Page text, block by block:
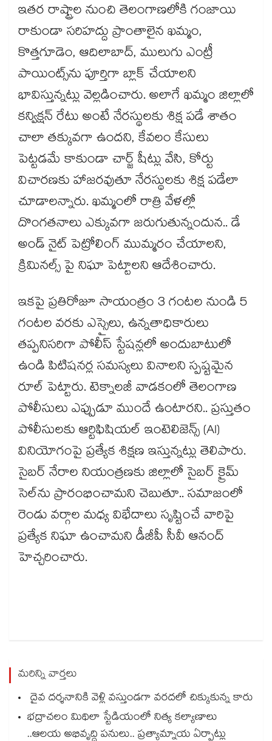
ఇతర రాష్ట్రాల నుంచి తెలంగాణలోకి గంజాయి
రాకుండా సరిహద్దు ప్రాంతాలైన ఖమ్మం,
కొత్తగూడెం, ఆదిలాబాద్, ములుగు ఎంట్రీ
పాయింట్స్‌ను పూర్తిగా బ్లాక్ చేయాలని
భావిస్తున్నట్లు వెల్లడించారు. అలాగే ఖమ్మం జిల్లాలో
కన్విక్షన్ రేటు అంటే నేరస్థులకు శిక్ష పడే శాతం
చాలా తక్కువగా ఉందని, కేవలం కేసులు
పెట్టడమే కాకుండా చార్జ్ షీట్లు వేసి, కోర్టు
విచారణకు హాజరవుతూ నేరస్థులకు శిక్ష పడేలా
చూడాలన్నారు. ఖమ్మంలో రాత్రి వేళల్లో
దొంగతనాలు ఎక్కువగా జరుగుతున్నందున.. డే
అండ్ నైట్ పెట్రోలింగ్ ముమ్మరం చేయాలని,
క్రిమినల్స్ పై నిఘా పెట్టాలని ఆదేశించారు.
ఇకపై ప్రతిరోజూ సాయంత్రం 3 గంటల నుండి 5
గంటల వరకు ఎస్సైలు, ఉన్నతాధికారులు
తప్పనిసరిగా పోలీస్ స్టేషన్లలో అందుబాటులో
ఉండి పిటిషనర్ల సమస్యలు వినాలని స్పష్టమైన
రూల్ పెట్టారు. టెక్నాలజీ వాడకంలో తెలంగాణ
పోలీసులు ఎప్పుడూ ముందే ఉంటారని.. ప్రస్తుతం
పోలీసులకు ఆర్టిఫిషియల్ ఇంటెలిజెన్స్ (AI)
వినియోగంపై ప్రత్యేక శిక్షణ ఇస్తున్నట్లు తెలిపారు.
సైబర్ నేరాల నియంత్రణకు జిల్లాలో సైబర్ క్రైమ్
సెల్‌ను ప్రారంభించామని చెబుతూ.. సమాజంలో
రెండు వర్గాల మధ్య విభేదాలు సృష్టించే వారిపై
ప్రత్యేక నిఘా ఉంచామని డీజీపీ సీవీ ఆనంద్
హెచ్చరించారు.
మరిన్ని వార్తలు
దైవ దర్శనానికి వెళ్లి వస్తుండగా వరదలో చిక్కుకున్న కారు
భద్రాచలం మిథిలా స్టేడియంలో నిత్య కల్యాణాలు
..ఆలయ అభివృద్ధి పనులు.. ప్రత్యామ్నాయ ఏర్పాట్లు